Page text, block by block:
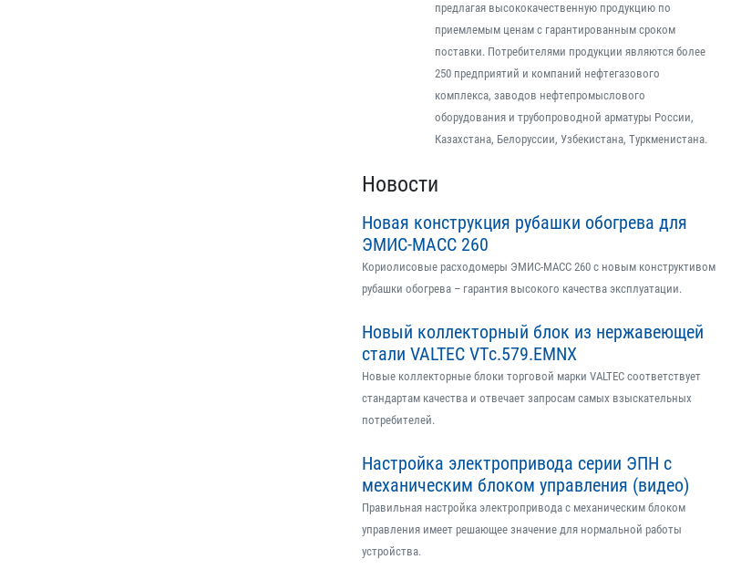
предлагая высококачественную продукцию по
приемлемым ценам с гарантированным сроком
поставки. Потребителями продукции являются более
250 предприятий и компаний нефтегазового
комплекса, заводов нефтепромыслового
оборудования и трубопроводной арматуры России,
Казахстана, Белоруссии, Узбекистана, Туркменистана.
Новости
Новая конструкция рубашки обогрева для
ЭМИС-МАСС 260
Кориолисовые расходомеры ЭМИС-МАСС 260 с новым конструктивом
рубашки обогрева – гарантия высокого качества эксплуатации.
Новый коллекторный блок из нержавеющей
стали VALTEC VTс.579.EMNX
Новые коллекторные блоки торговой марки VALTEC соответствует
стандартам качества и отвечает запросам самых взыскательных
потребителей.
Настройка электропривода серии ЭПН с
механическим блоком управления (видео)
Правильная настройка электропривода с механическим блоком
управления имеет решающее значение для нормальной работы
устройства.